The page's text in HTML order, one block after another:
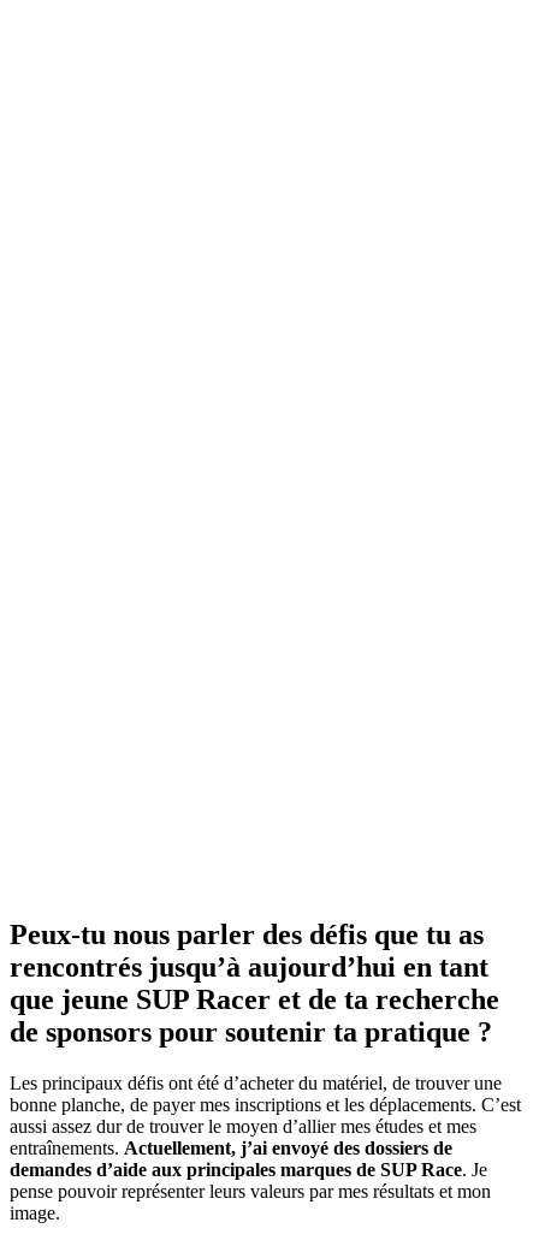
Peux-tu nous parler des défis que tu as
rencontrés jusqu’à aujourd’hui en tant
que jeune SUP Racer et de ta recherche
de sponsors pour soutenir ta pratique ?
Les principaux défis ont été d’acheter du matériel, de trouver une
bonne planche, de payer mes inscriptions et les déplacements. C’est
aussi assez dur de trouver le moyen d’allier mes études et mes
entraînements. Actuellement, j’ai envoyé des dossiers de
demandes d’aide aux principales marques de SUP Race. Je
pense pouvoir représenter leurs valeurs par mes résultats et mon
image.